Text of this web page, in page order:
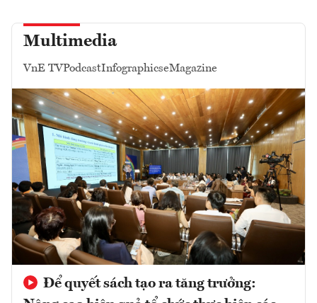
Multimedia
VnE TVPodcastInfographicseMagazine
Để quyết sách tạo ra tăng trưởng: